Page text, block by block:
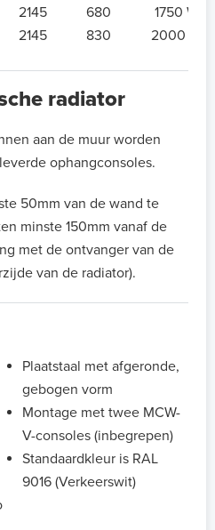
2145 680
1750 W
2145 830 2000 W
radiator
aan de muur worden
ophangconsoles.
50mm van de wand te
minste 150mm vanaf de
met de ontvanger van de
van de radiator).
Plaatstaal met afgeronde,
gebogen vorm
Montage met twee MCW-
V-consoles (inbegrepen)
Standaardkleur is RAL
9016 (Verkeerswit)